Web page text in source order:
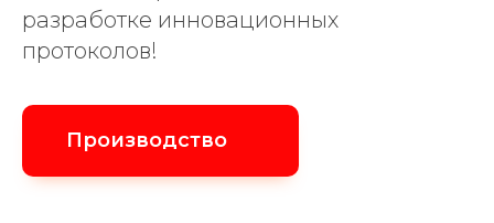
разработке инновационных
протоколов!
Производство